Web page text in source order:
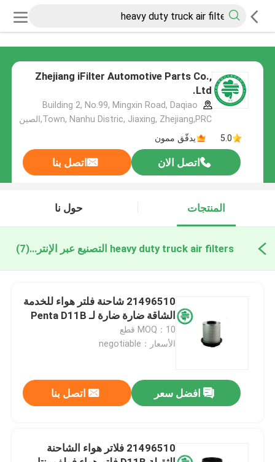
Zhejiang iFilter Automotive Parts Co.,
Ltd.
Building 2, No.99, Mingxin Road, Daqiao
Town, Nanhu Distric, Jiaxing, Zhejiang,PRC,الصين
5.0
يدقّق ممون
اتصل الان اتصل بنا
المنتجات حول نا
heavy duty truck air filters التصنيع عبر الإنترنت(7)
21496510 شاحنة فلتر هواء للخدمة
الشاقة ضارة ضارة لـ Penta D11B
MOQ：10 قطع
الأسعار：negotiable
افضل سعر اتصل بنا
21496510 فلاتر هواء الشاحنة